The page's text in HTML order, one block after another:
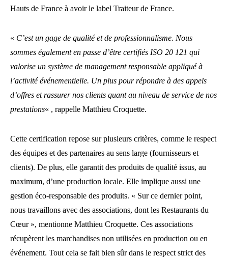
Hauts de France à avoir le label Traiteur de France.
« C’est un gage de qualité et de professionnalisme. Nous
sommes également en passe d’être certifiés ISO 20 121 qui
valorise un système de management responsable appliqué à
l’activité événementielle. Un plus pour répondre à des appels
d’offres et rassurer nos clients quant au niveau de service de nos
prestations« , rappelle Matthieu Croquette.
Cette certification repose sur plusieurs critères, comme le respect
des équipes et des partenaires au sens large (fournisseurs et
clients). De plus, elle garantit des produits de qualité issus, au
maximum, d’une production locale. Elle implique aussi une
gestion éco-responsable des produits. « Sur ce dernier point,
nous travaillons avec des associations, dont les Restaurants du
Cœur », mentionne Matthieu Croquette. Ces associations
récupèrent les marchandises non utilisées en production ou en
événement. Tout cela se fait bien sûr dans le respect strict des